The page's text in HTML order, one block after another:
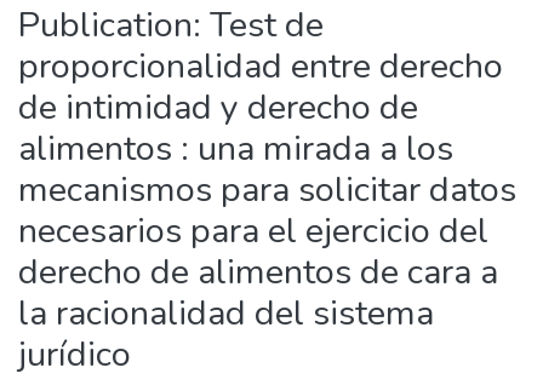
Publication: Test de
proporcionalidad entre derecho
de intimidad y derecho de
alimentos : una mirada a los
mecanismos para solicitar datos
necesarios para el ejercicio del
derecho de alimentos de cara a
la racionalidad del sistema
jurídico